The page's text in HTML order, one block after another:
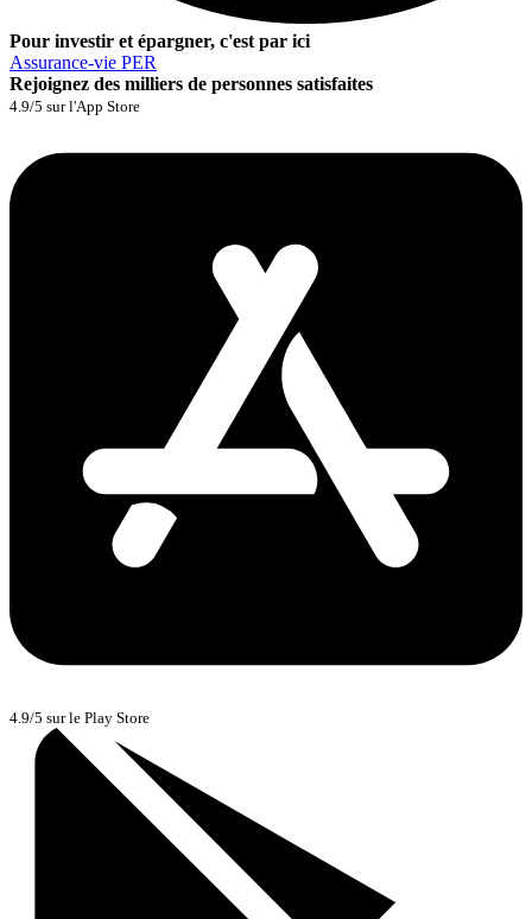
Pour investir et épargner, c'est par ici
Assurance‑vie PER
Rejoignez des milliers de personnes satisfaites
4.9/5 sur l'App Store
4.9/5 sur le Play Store